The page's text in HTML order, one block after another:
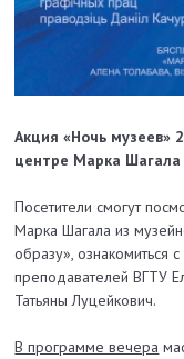
Акция «Ночь музеев»
центре Марка Шагала
Посетители смогут
Марка Шагала из
образу», ознакомиться
преподавателей ВГТУ
Татьяны Луцейкович.
В программе вечера